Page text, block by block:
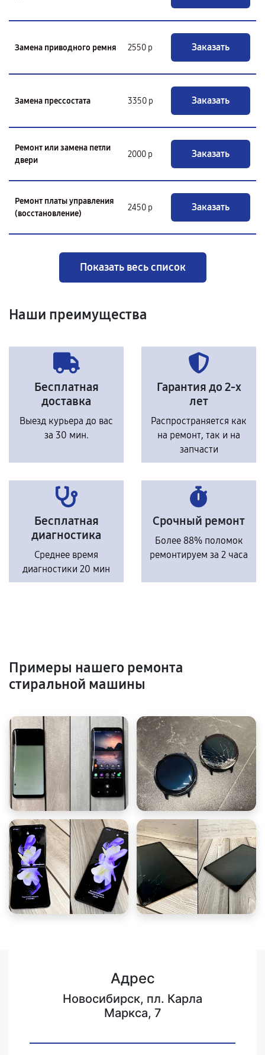
Замена приводного ремня 2550 р Заказать
Замена прессостата 3350 р Заказать
Ремонт или замена петли
двери
2000 р Заказать
Ремонт платы управления
(восстановление)
2450 р Заказать
Показать весь список
Наши преимущества
Бесплатная
доставка
Выезд курьера до вас
за 30 мин.
Гарантия до 2-х
лет
Распространяется как
на ремонт, так и на
запчасти
Бесплатная
диагностика
Среднее время
диагностики 20 мин
Срочный ремонт
Более 88% поломок
ремонтируем за 2 часа
Примеры нашего ремонта
стиральной машины
Адрес
Новосибирск, пл. Карла
Маркса, 7